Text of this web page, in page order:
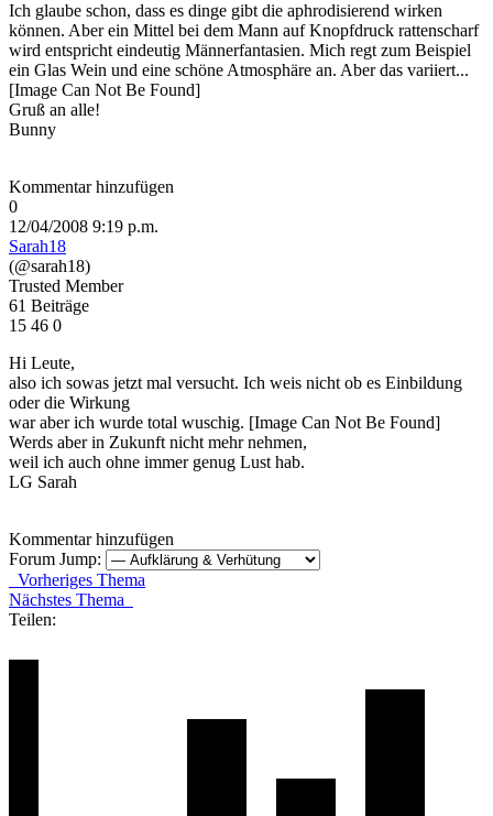
Ich glaube schon, dass es dinge gibt die aphrodisierend wirken
können. Aber ein Mittel bei dem Mann auf Knopfdruck rattenscharf
wird entspricht eindeutig Männerfantasien. Mich regt zum Beispiel
ein Glas Wein und eine schöne Atmosphäre an. Aber das variiert...
[Image Can Not Be Found]
Gruß an alle!
Bunny
Kommentar hinzufügen
0
12/04/2008 9:19 p.m.
Sarah18
(@sarah18)
Trusted Member
61 Beiträge
15 46 0
Hi Leute,
also ich sowas jetzt mal versucht. Ich weis nicht ob es Einbildung
oder die Wirkung
war aber ich wurde total wuschig. [Image Can Not Be Found]
Werds aber in Zukunft nicht mehr nehmen,
weil ich auch ohne immer genug Lust hab.
LG Sarah
Kommentar hinzufügen
Forum Jump:
Vorheriges Thema
Nächstes Thema
Teilen: